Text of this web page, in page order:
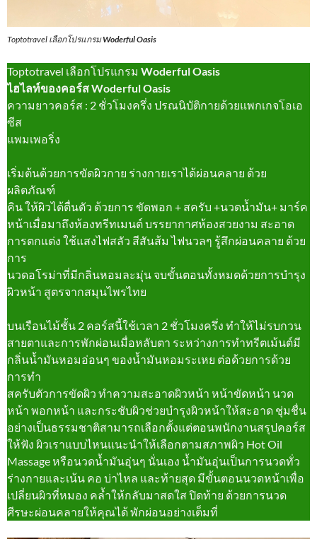
Toptotravel เลือกโปรแกรมWoderful Oasis
Toptotravel เลือกโปรแกรม Woderful Oasis
ไฮไลท์ของคอร์ส Woderful Oasis
ความยาวคอร์ส : 2 ชั่วโมงครึ่ง ปรณนิบัติกายด้วยแพกเกจโอเอ
ซีส
แพมเพอริ่ง
เริ่มต้นด้วยการขัดผิวกาย ร่างกายเราได้ผ่อนคลาย ด้วย
ผลิตภัณฑ์
คิน ให้ผิวได้ตื่นตัว ด้วยการ ขัดพอก + สครับ +นวดน้ำมัน+ มาร์ค
หน้าเมื่อมาถึงห้องทรีทเมนต์ บรรยากาศห้องสวยงาม สะอาด
การตกแต่ง ใช้แสงไฟสลัว สีสันส้ม ไฟนวลๆ รู้สึกผ่อนคลาย ด้วย
การ
นวดอโรม่าที่มีกลิ่นหอมละมุ่น จบขั้นตอนทั้งหมดด้วยการบำรุง
ผิวหน้า สูตรจากสมุนไพรไทย
บนเรือนไม้ชั้น 2 คอร์สนี้ใช้เวลา 2 ชั่วโมงครึ่ง ทำให้ไม่รบกวน
สายตาและการพักผ่อนเมื่อหลับตา ระหว่างการทำทรีตเม้นต์มี
กลิ่นน้ำมันหอมอ่อนๆ ของน้ำมันหอมระเหย ต่อด้วยการด้วย
การทำ
สครับตัวการขัดผิว ทำความสะอาดผิวหน้า หน้าขัดหน้า นวด
หน้า พอกหน้า และกระชับผิวช่วยบำรุงผิวหน้าให้สะอาด ชุ่มชื่น
อย่างเป็นธรรมชาติสามารถเลือกตั้งแต่ตอนพนักงานสรุปคอร์ส
ให้ฟัง ผิวเราแบบไหนแนะนำให้เลือกตามสภาพผิว Hot Oil
Massage หรือนวดน้ำมันอุ่นๆ นั่นเอง น้ำมันอุ่นเป็นการนวดทั่ว
ร่างกายและเน้น คอ บ่าไหล และท้ายสุด มีขั้นตอนนวดหน้าเพื่อ
เปลี่ยนผิวที่หมอง คล้ำให้กลับมาสดใส ปิดท้าย ด้วยการนวด
ศีรษะผ่อนคลายให้คุณได้ พักผ่อนอย่างเต็มที่